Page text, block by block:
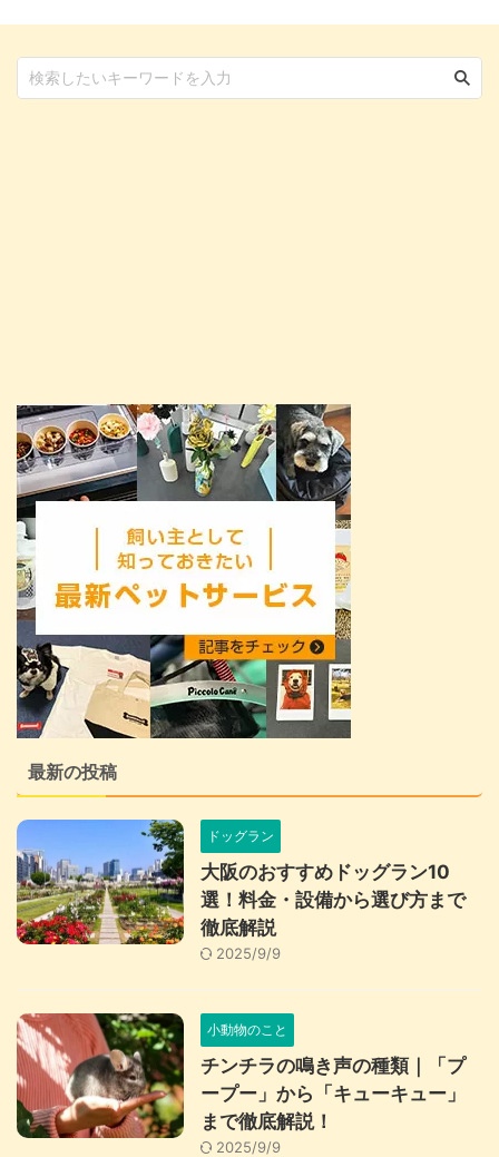
最新の投稿
ドッグラン
大阪のおすすめドッグラン10
選！料金・設備から選び方まで
徹底解説
2025/9/9
小動物のこと
チンチラの鳴き声の種類｜「プ
ープー」から「キューキュー」
まで徹底解説！
2025/9/9